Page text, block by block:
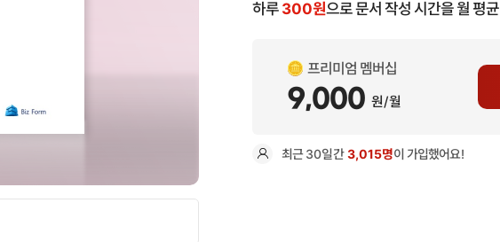
하루 300원으로 문서 작성 시간을 월 평균
프리미엄 멤버십
9,000 원/월
최근30일간3,015명이 가입했어요!